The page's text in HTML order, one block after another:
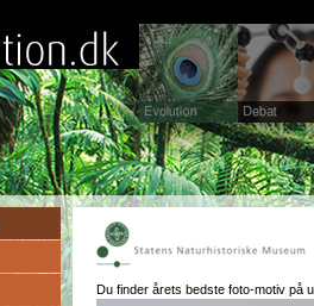
Du finder årets bedste foto-motiv på